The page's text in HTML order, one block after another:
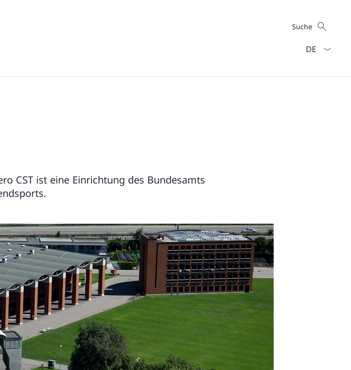
Suche
Suche
CST ist eine Einrichtung des Bundesamts